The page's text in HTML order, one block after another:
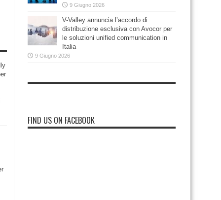
9 Giugno 2026
V-Valley annuncia l’accordo di
distribuzione esclusiva con Avocor per
le soluzioni unified communication in
Italia
9 Giugno 2026
FIND US ON FACEBOOK